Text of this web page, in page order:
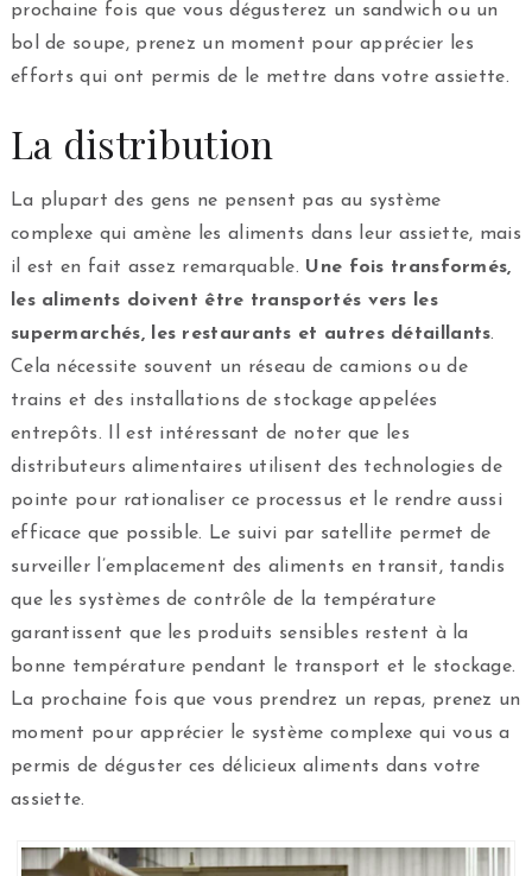
prochaine fois que vous dégusterez un sandwich ou un
bol de soupe, prenez un moment pour apprécier les
efforts qui ont permis de le mettre dans votre assiette.
La distribution
La plupart des gens ne pensent pas au système
complexe qui amène les aliments dans leur assiette, mais
il est en fait assez remarquable. Une fois transformés,
les aliments doivent être transportés vers les
supermarchés, les restaurants et autres détaillants.
Cela nécessite souvent un réseau de camions ou de
trains et des installations de stockage appelées
entrepôts. Il est intéressant de noter que les
distributeurs alimentaires utilisent des technologies de
pointe pour rationaliser ce processus et le rendre aussi
efficace que possible. Le suivi par satellite permet de
surveiller l’emplacement des aliments en transit, tandis
que les systèmes de contrôle de la température
garantissent que les produits sensibles restent à la
bonne température pendant le transport et le stockage.
La prochaine fois que vous prendrez un repas, prenez un
moment pour apprécier le système complexe qui vous a
permis de déguster ces délicieux aliments dans votre
assiette.